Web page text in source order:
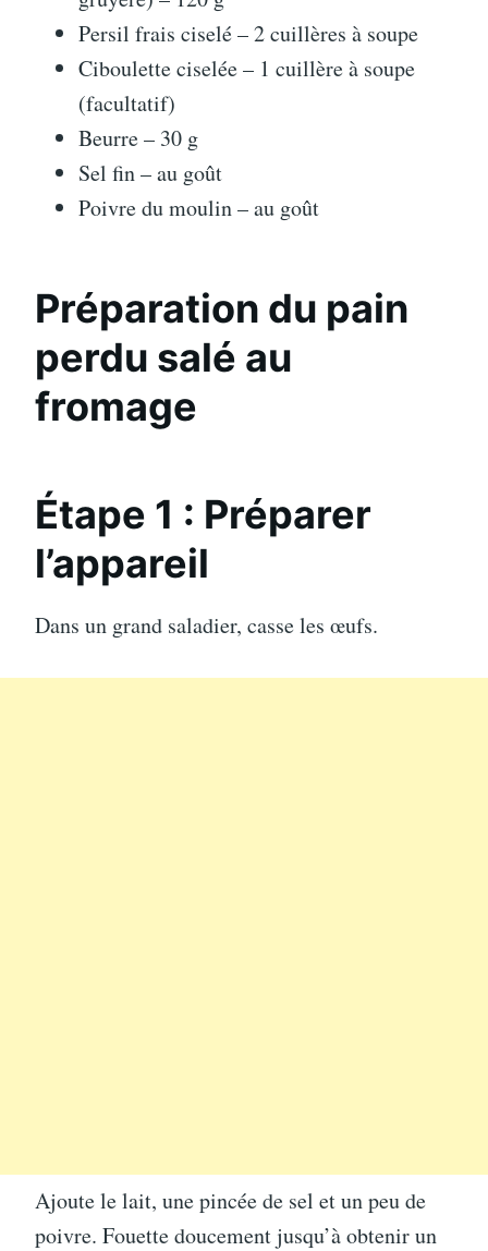
Persil frais ciselé – 2 cuillères à soupe
Ciboulette ciselée – 1 cuillère à soupe
(facultatif)
Beurre – 30 g
Sel fin – au goût
Poivre du moulin – au goût
Préparation du pain
perdu salé au
fromage
Étape 1 : Préparer
l’appareil
Dans un grand saladier, casse les œufs.
Ajoute le lait, une pincée de sel et un peu de
poivre. Fouette doucement jusqu’à obtenir un